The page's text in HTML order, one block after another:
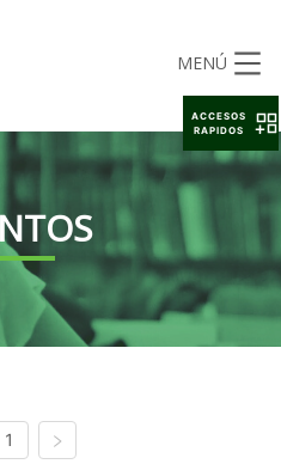
MENÚ
1
ACCESOS
RAPIDOS